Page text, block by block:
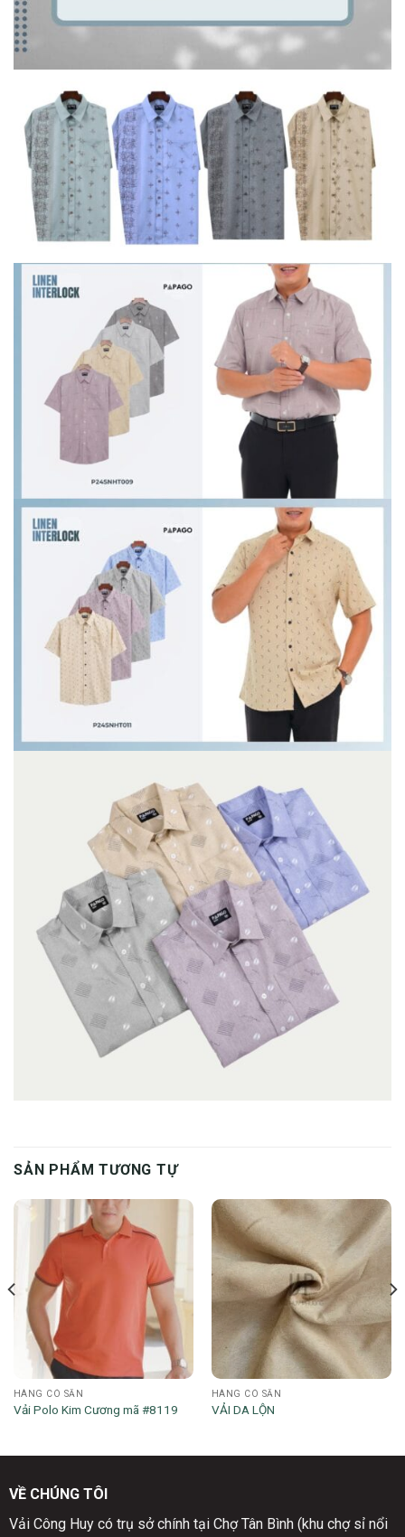
SẢN PHẨM TƯƠNG TỰ
HÀNG CÓ SẴN
Vải Polo Kim Cương mã #8119
HÀNG CÓ SẴN
VẢI DA LỘN
VỀ CHÚNG TÔI
Vải Công Huy có trụ sở chính tại Chợ Tân Bình (khu chợ sỉ nổi